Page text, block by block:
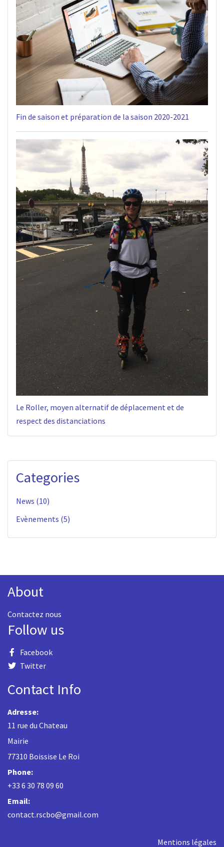
Fin de saison et préparation de la saison 2020-2021
Le Roller, moyen alternatif de déplacement et de
respect des distanciations
Categories
News (10)
Evènements (5)
About
Contactez nous
Follow us
Facebook
Twitter
Contact Info
Adresse:
11 rue du Chateau
Mairie
77310 Boissise Le Roi
Phone:
+33 6 30 78 09 60
Email:
contact.rscbo@gmail.com
Mentions légales